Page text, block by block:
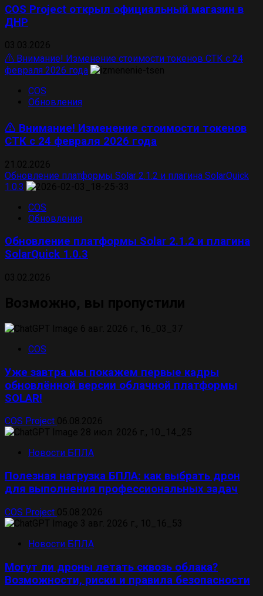
COS Project открыл официальный магазин в
ДНР
⚠️ Внимание! Изменение стоимости токенов СТК с 24
февраля 2026 года
COS
Обновления
⚠️ Внимание! Изменение стоимости токенов
СТК с 24 февраля 2026 года
Обновление платформы Solar 2.1.2 и плагина SolarQuick
1.0.3
COS
Обновления
Обновление платформы Solar 2.1.2 и плагина
SolarQuick 1.0.3
COS
Уже завтра мы покажем первые кадры
обновлённой версии облачной платформы
SOLAR!
COS Project
Новости БПЛА
Полезная нагрузка БПЛА: как выбрать дрон
для выполнения профессиональных задач
COS Project
Новости БПЛА
Могут ли дроны летать сквозь облака?
Возможности, риски и правила безопасности